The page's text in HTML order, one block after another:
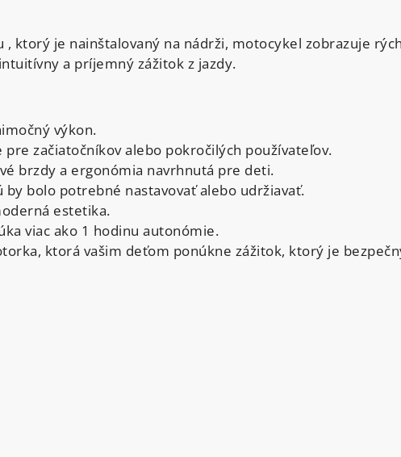
ktorý je nainštalovaný na nádrži, motocykel zobrazuje
a príjemný zážitok z jazdy.
výkon.
začiatočníkov alebo pokročilých používateľov.
brzdy a ergonómia navrhnutá pre deti.
bolo potrebné nastavovať alebo udržiavať.
estetika.
viac ako 1 hodinu autonómie.
ktorá vašim deťom ponúkne zážitok, ktorý je